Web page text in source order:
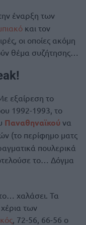
έναρξη των
και τον
οι οποίες ακόμη
θέμα συζήτησης…
εξαίρεση το
1992-1993, το
Παναθηναϊκού να
(το περίφημο ματς
πουλερικά
το… Δόγμα
χαλάσει. Τα
των
, 72-56, 66-56 ο